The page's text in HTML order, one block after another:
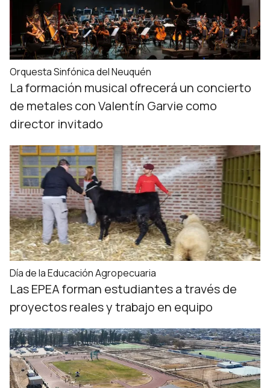
Orquesta Sinfónica del Neuquén
La formación musical ofrecerá un concierto
de metales con Valentín Garvie como
director invitado
Día de la Educación Agropecuaria
Las EPEA forman estudiantes a través de
proyectos reales y trabajo en equipo